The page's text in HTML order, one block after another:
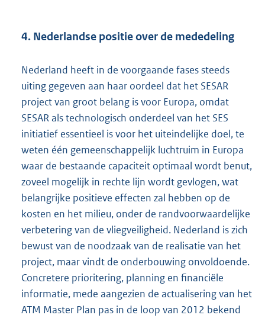
4. Nederlandse positie over de mededeling
Nederland heeft in de voorgaande fases steeds
uiting gegeven aan haar oordeel dat het SESAR
project van groot belang is voor Europa, omdat
SESAR als technologisch onderdeel van het SES
initiatief essentieel is voor het uiteindelijke doel, te
weten één gemeenschappelijk luchtruim in Europa
waar de bestaande capaciteit optimaal wordt benut,
zoveel mogelijk in rechte lijn wordt gevlogen, wat
belangrijke positieve effecten zal hebben op de
kosten en het milieu, onder de randvoorwaardelijke
verbetering van de vliegveiligheid. Nederland is zich
bewust van de noodzaak van de realisatie van het
project, maar vindt de onderbouwing onvoldoende.
Concretere prioritering, planning en financiële
informatie, mede aangezien de actualisering van het
ATM Master Plan pas in de loop van 2012 bekend